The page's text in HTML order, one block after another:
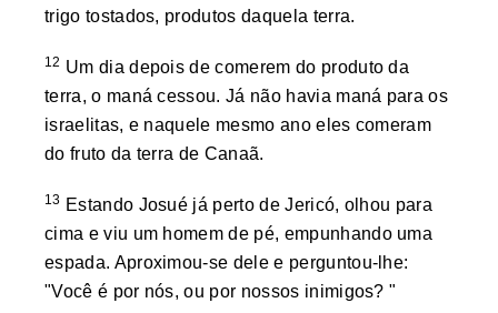
trigo tostados, produtos daquela terra.
12 Um dia depois de comerem do produto da
terra, o maná cessou. Já não havia maná para os
israelitas, e naquele mesmo ano eles comeram
do fruto da terra de Canaã.
13 Estando Josué já perto de Jericó, olhou para
cima e viu um homem de pé, empunhando uma
espada. Aproximou-se dele e perguntou-lhe:
"Você é por nós, ou por nossos inimigos? "